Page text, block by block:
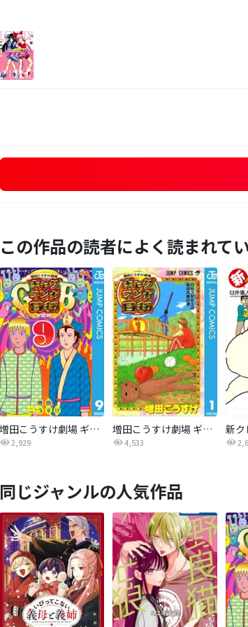
この作品の読者によく読まれて
増田こうすけ劇場 ギャグマンガ日和GB
2,929
増田こうすけ劇場 ギャグマンガ日和
4,533
新ク
同じジャンルの人気作品